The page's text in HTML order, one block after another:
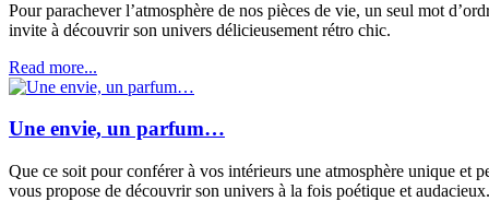
Pour parachever l’atmosphère de nos pièces de vie, un seul mot
invite à découvrir son univers délicieusement rétro chic.
Read more...
Une envie, un parfum…
Que ce soit pour conférer à vos intérieurs une atmosphère unique et
vous propose de découvrir son univers à la fois poétique et